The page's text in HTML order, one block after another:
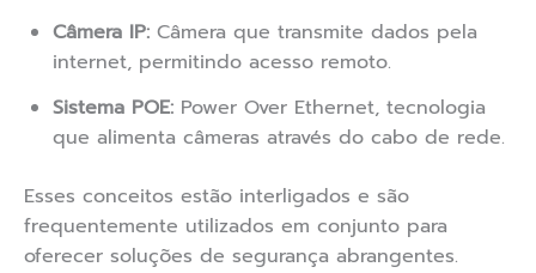
Câmera IP: Câmera que transmite dados pela
internet, permitindo acesso remoto.
Sistema POE: Power Over Ethernet, tecnologia
que alimenta câmeras através do cabo de rede.
Esses conceitos estão interligados e são
frequentemente utilizados em conjunto para
oferecer soluções de segurança abrangentes.